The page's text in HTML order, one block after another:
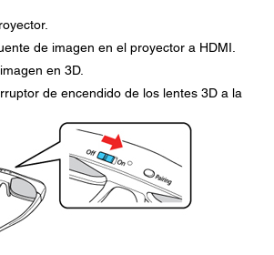
de imagen en el proyector a HDMI.
en 3D.
de encendido de los lentes 3D a la